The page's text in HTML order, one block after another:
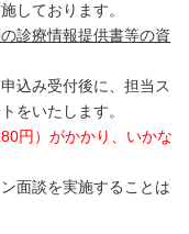
しております。
診療情報提供書等の資
込み受付後に、担当ス
をいたします。
円）がかかり、いかな
面談を実施することは